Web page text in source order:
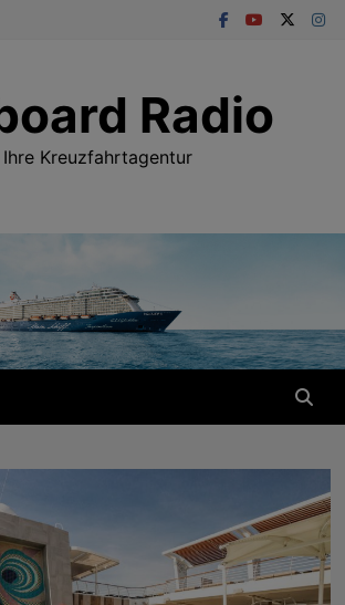
Radio
Ihre Kreuzfahrtagentur